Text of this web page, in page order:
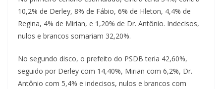
10,2% de Derley, 8% de Fábio, 6% de Hleton, 4,4% de
Regina, 4% de Mirian, e 1,20% de Dr. Antônio. Indecisos,
nulos e brancos somariam 32,20%.
No segundo disco, o prefeito do PSDB teria 42,60%,
seguido por Derley com 14,40%, Mirian com 6,2%, Dr.
Antônio com 5,4% e indecisos, nulos e brancos com